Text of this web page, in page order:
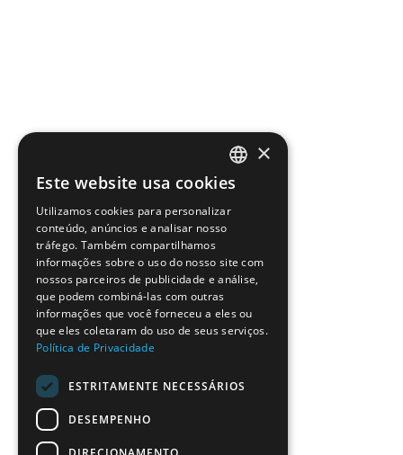
PORTUGUESE
ENGLISH
×
Este website usa cookies
Utilizamos cookies para personalizar
conteúdo, anúncios e analisar nosso
tráfego. Também compartilhamos
informações sobre o uso do nosso site com
nossos parceiros de publicidade e análise,
que podem combiná-las com outras
informações que você forneceu a eles ou
que eles coletaram do uso de seus serviços.
Política de Privacidade
ESTRITAMENTE NECESSÁRIOS
DESEMPENHO